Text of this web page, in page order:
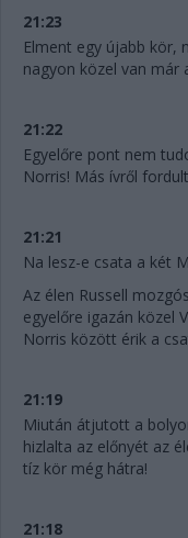
21:23
Elment egy újabb kör,
nagyon közel van már
21:22
Egyelőre pont nem
Norris! Más ívről
21:21
Na lesz-e csata a két
Az élen Russell
egyelőre igazán közel
Norris között érik a
21:19
Miután átjutott a
hizlalta az előnyét az
tíz kör még hátra!
21:18